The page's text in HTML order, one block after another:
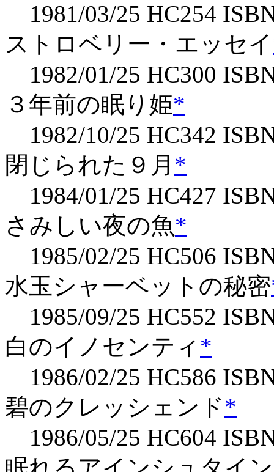
1981/03/25 HC254
ストロベリー・エッセイ
1982/01/25 HC300
３年前の眠り姫*
1982/10/25 HC342
閉じられた９月 *
1984/01/25 HC427
さみしい夜の魚*
1985/02/25 HC506
水玉シャーベットの秘密
1985/09/25 HC552
白のイノセンティ *
1986/02/25 HC586
碧のクレッシェンド*
1986/05/25 HC604